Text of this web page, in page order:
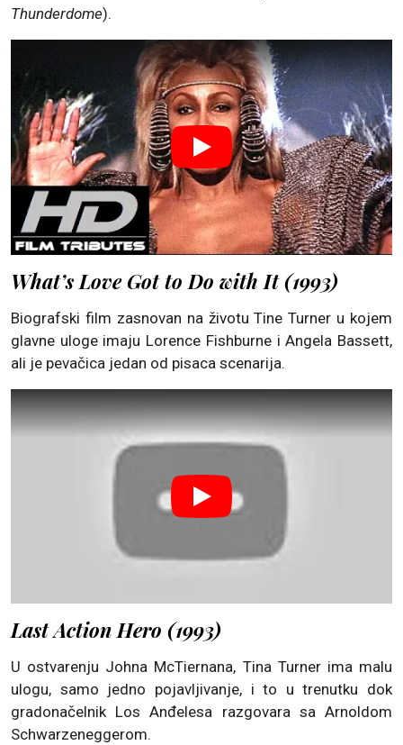
Thunderdome).
What’s Love Got to Do with It (1993)
Biografski film zasnovan na životu Tine Turner u kojem
glavne uloge imaju Lorence Fishburne i Angela Bassett,
ali je pevačica jedan od pisaca scenarija.
Last Action Hero (1993)
U ostvarenju Johna McTiernana, Tina Turner ima malu
ulogu, samo jedno pojavljivanje, i to u trenutku dok
gradonačelnik Los Anđelesa razgovara sa Arnoldom
Schwarzeneggerom.